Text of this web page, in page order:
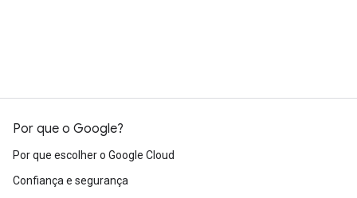
Por que o Google?
Por que escolher o Google Cloud
Confiança e segurança